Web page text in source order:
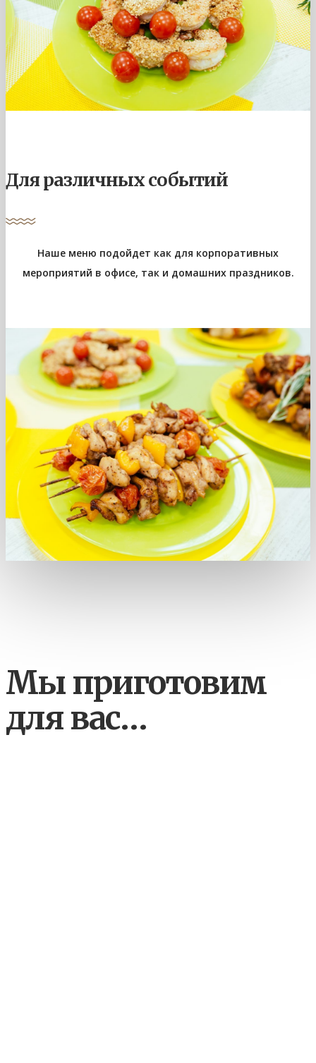
Для различных событий
Наше меню подойдет как для корпоративных
мероприятий в офисе, так и домашних праздников.
Мы приготовим
для вас…